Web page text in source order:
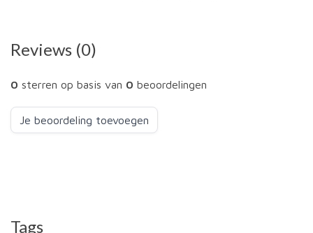
Reviews (0)
0 sterren op basis van 0 beoordelingen
Je beoordeling toevoegen
Tags